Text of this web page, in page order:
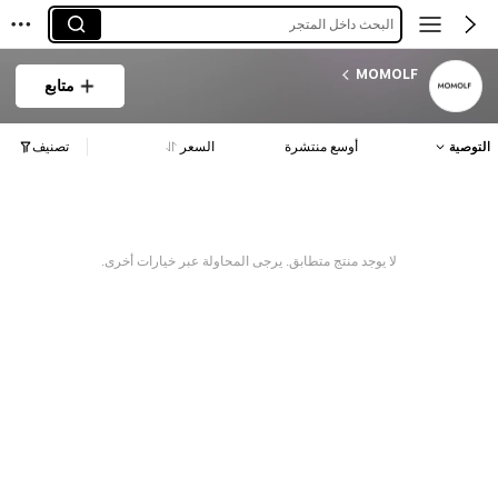
البحث داخل المتجر
MOMOLF
متابع
التوصية أوسع منتشرة السعر تصنيف
لا يوجد منتج متطابق. يرجى المحاولة عبر خيارات أخرى.